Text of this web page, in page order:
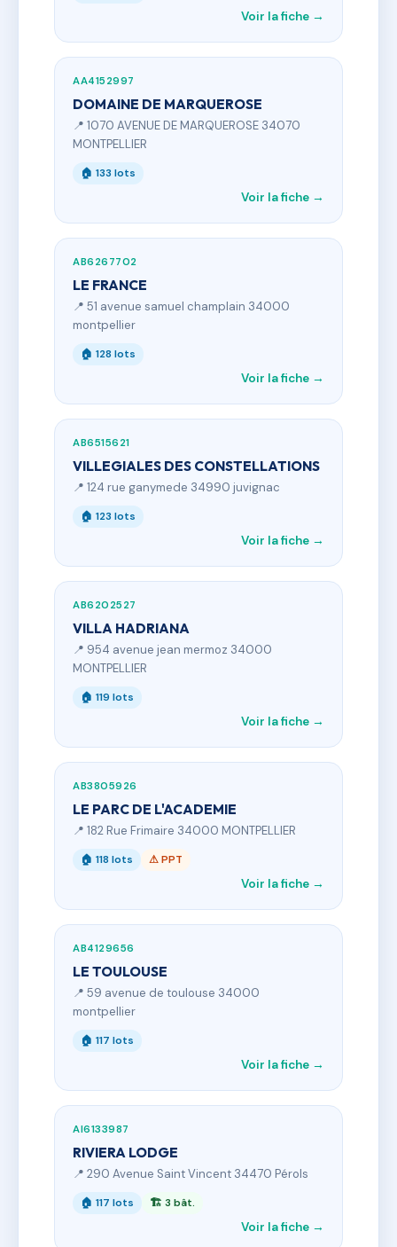
Voir la fiche →
AA4152997
DOMAINE DE MARQUEROSE
📍 1070 AVENUE DE MARQUEROSE 34070
MONTPELLIER
🏠 133 lots
Voir la fiche →
AB6267702
LE FRANCE
📍 51 avenue samuel champlain 34000
montpellier
🏠 128 lots
Voir la fiche →
AB6515621
VILLEGIALES DES CONSTELLATIONS
📍 124 rue ganymede 34990 juvignac
🏠 123 lots
Voir la fiche →
AB6202527
VILLA HADRIANA
📍 954 avenue jean mermoz 34000
MONTPELLIER
🏠 119 lots
Voir la fiche →
AB3805926
LE PARC DE L'ACADEMIE
📍 182 Rue Frimaire 34000 MONTPELLIER
🏠 118 lots ⚠ PPT
Voir la fiche →
AB4129656
LE TOULOUSE
📍 59 avenue de toulouse 34000
montpellier
🏠 117 lots
Voir la fiche →
AI6133987
RIVIERA LODGE
📍 290 Avenue Saint Vincent 34470 Pérols
🏠 117 lots 🏗 3 bât.
Voir la fiche →